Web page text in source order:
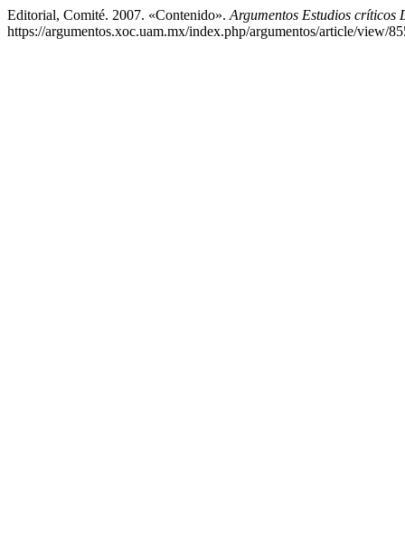
Editorial, Comité. 2007. «Contenido». Argumentos Estudios críticos
https://argumentos.xoc.uam.mx/index.php/argumentos/article/view/